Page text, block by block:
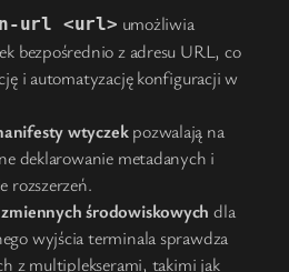
url <url> umożliwia
bezpośrednio z adresu URL, co
i automatyzację konfiguracji w
wtyczekpozwalają na
deklarowanie metadanych i
rozszerzeń.
środowiskowych dla
wyjścia terminala sprawdza
z multiplekserami, takimi jak